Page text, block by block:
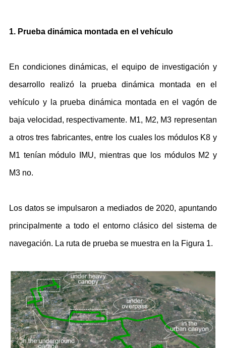
1. Prueba dinámica montada en el vehículo
En condiciones dinámicas, el equipo de investigación y
desarrollo realizó la prueba dinámica montada en el
vehículo y la prueba dinámica montada en el vagón de
baja velocidad, respectivamente. M1, M2, M3 representan
a otros tres fabricantes, entre los cuales los módulos K8 y
M1 tenían módulo IMU, mientras que los módulos M2 y
M3 no.
Los datos se impulsaron a mediados de 2020, apuntando
principalmente a todo el entorno clásico del sistema de
navegación. La ruta de prueba se muestra en la Figura 1.